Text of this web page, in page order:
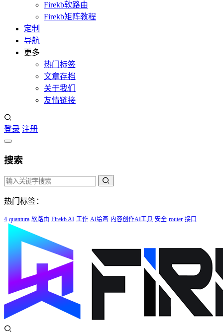
Firekb软路由
Firekb矩阵教程
定制
导航
更多
热门标签
文章存档
关于我们
友情链接
登录 注册
搜索
热门标签：
4 quantura 软路由 Firekb AI 工作 AI绘画 内容创作AI工具 安全 router 接口